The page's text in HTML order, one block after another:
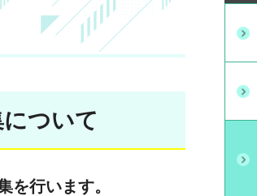
ついて
を行います。